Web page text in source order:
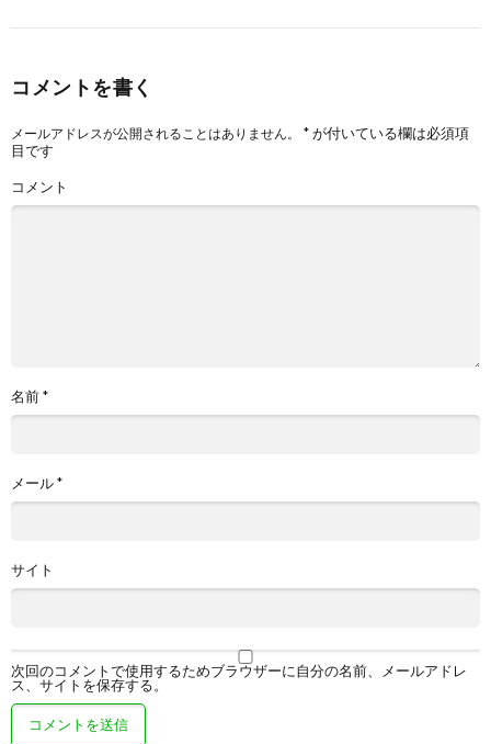
コメントを書く
メールアドレスが公開されることはありません。 *が付いている欄は必須項
目です
コメント
名前*
メール*
サイト
次回のコメントで使用するためブラウザーに自分の名前、メールアドレ
ス、サイトを保存する。